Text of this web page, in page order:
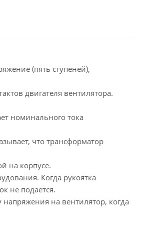
термопластика.
60 Гц.(пять ступеней),
двигателя вентилятора.
номинального тока
что трансформатор
на корпусе.
Когда рукоятка
не подается.
на вентилятор, когда